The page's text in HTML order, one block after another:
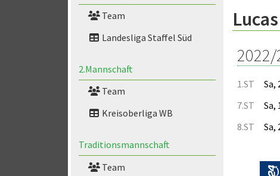
Team
Landesliga Staffel Süd
2.Mannschaft
Team
Kreisoberliga WB
Traditionsmannschaft
Team
2022/
1.ST Sa,
7.ST Sa,
8.ST Sa,